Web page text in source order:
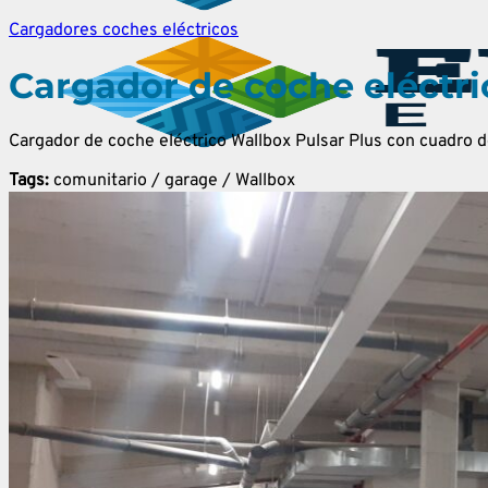
Energía solar
Mantenimiento de Instalaciones solares
Cargadores coches eléctricos
Cargador de coche
Cargador de coche eléctrico Wallbox Pulsar Plus con
Tags: comunitario / garage / Wallbox